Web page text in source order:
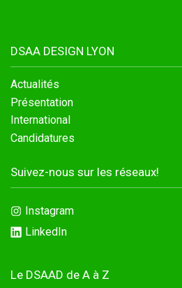
Écoles d’Enseignement
Entreprises et
LinkedIn
DSAA DESIGN LYON
Actualités
Présentation
International
Candidatures
Suivez-nous sur les réseaux!
Instagram
LinkedIn
Le DSAAD de A à Z